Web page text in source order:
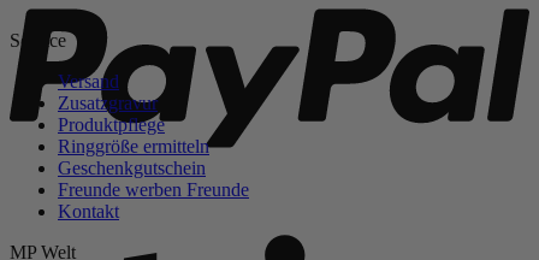
Service
Versand
Zusatzgravur
Produktpflege
Ringgröße ermitteln
Geschenkgutschein
Freunde werben Freunde
Kontakt
MP Welt